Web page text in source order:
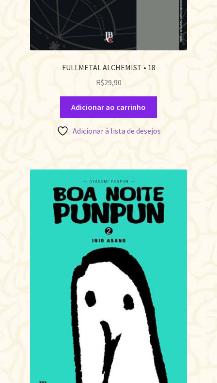
FULLMETAL ALCHEMIST • 18
R$29,90
Adicionar ao carrinho
Adicionar à lista de desejos